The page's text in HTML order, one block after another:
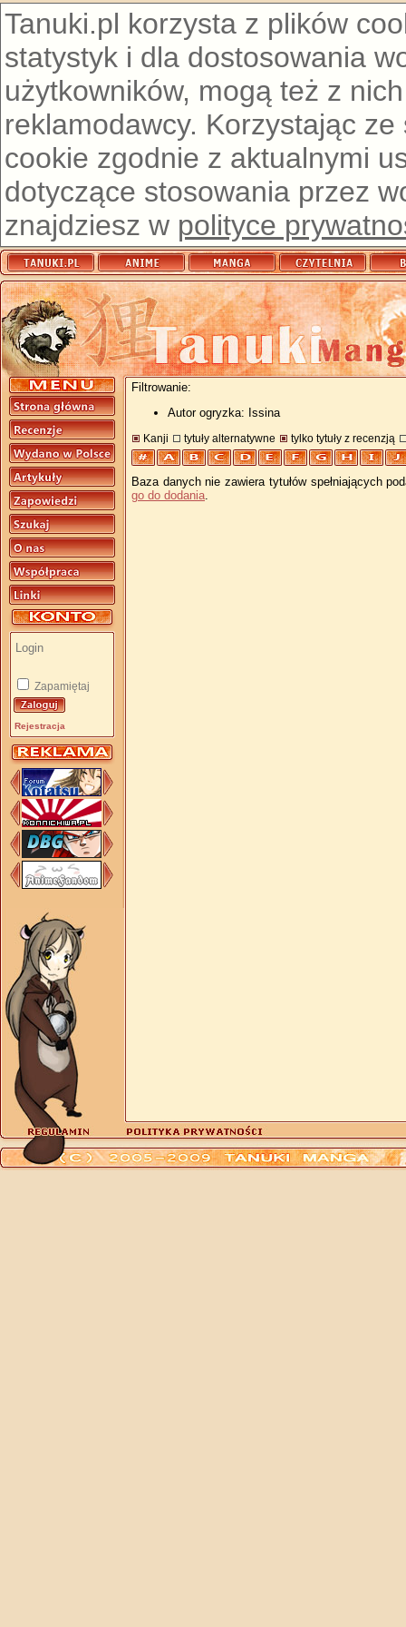
Tanuki.pl korzysta z plików
statystyk i dla dostosowania
użytkowników, mogą też z
reklamodawcy. Korzystając
cookie zgodnie z aktualnymi
dotyczące stosowania przez
znajdziesz w polityce
Zapamiętaj
Rejestracja
Filtrowanie:
Autor ogryzka: Issina
Kanji tytuły alternatywne tylko tytuły z recenzją
Baza danych nie zawiera tytułów spełniających
go do dodania.